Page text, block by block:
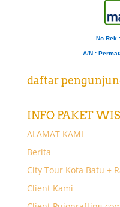
No Rek
A/N :
daftar
INFO PAKET
ALAMAT KAMI
Berita
City Tour Kota Batu +
Client Kami